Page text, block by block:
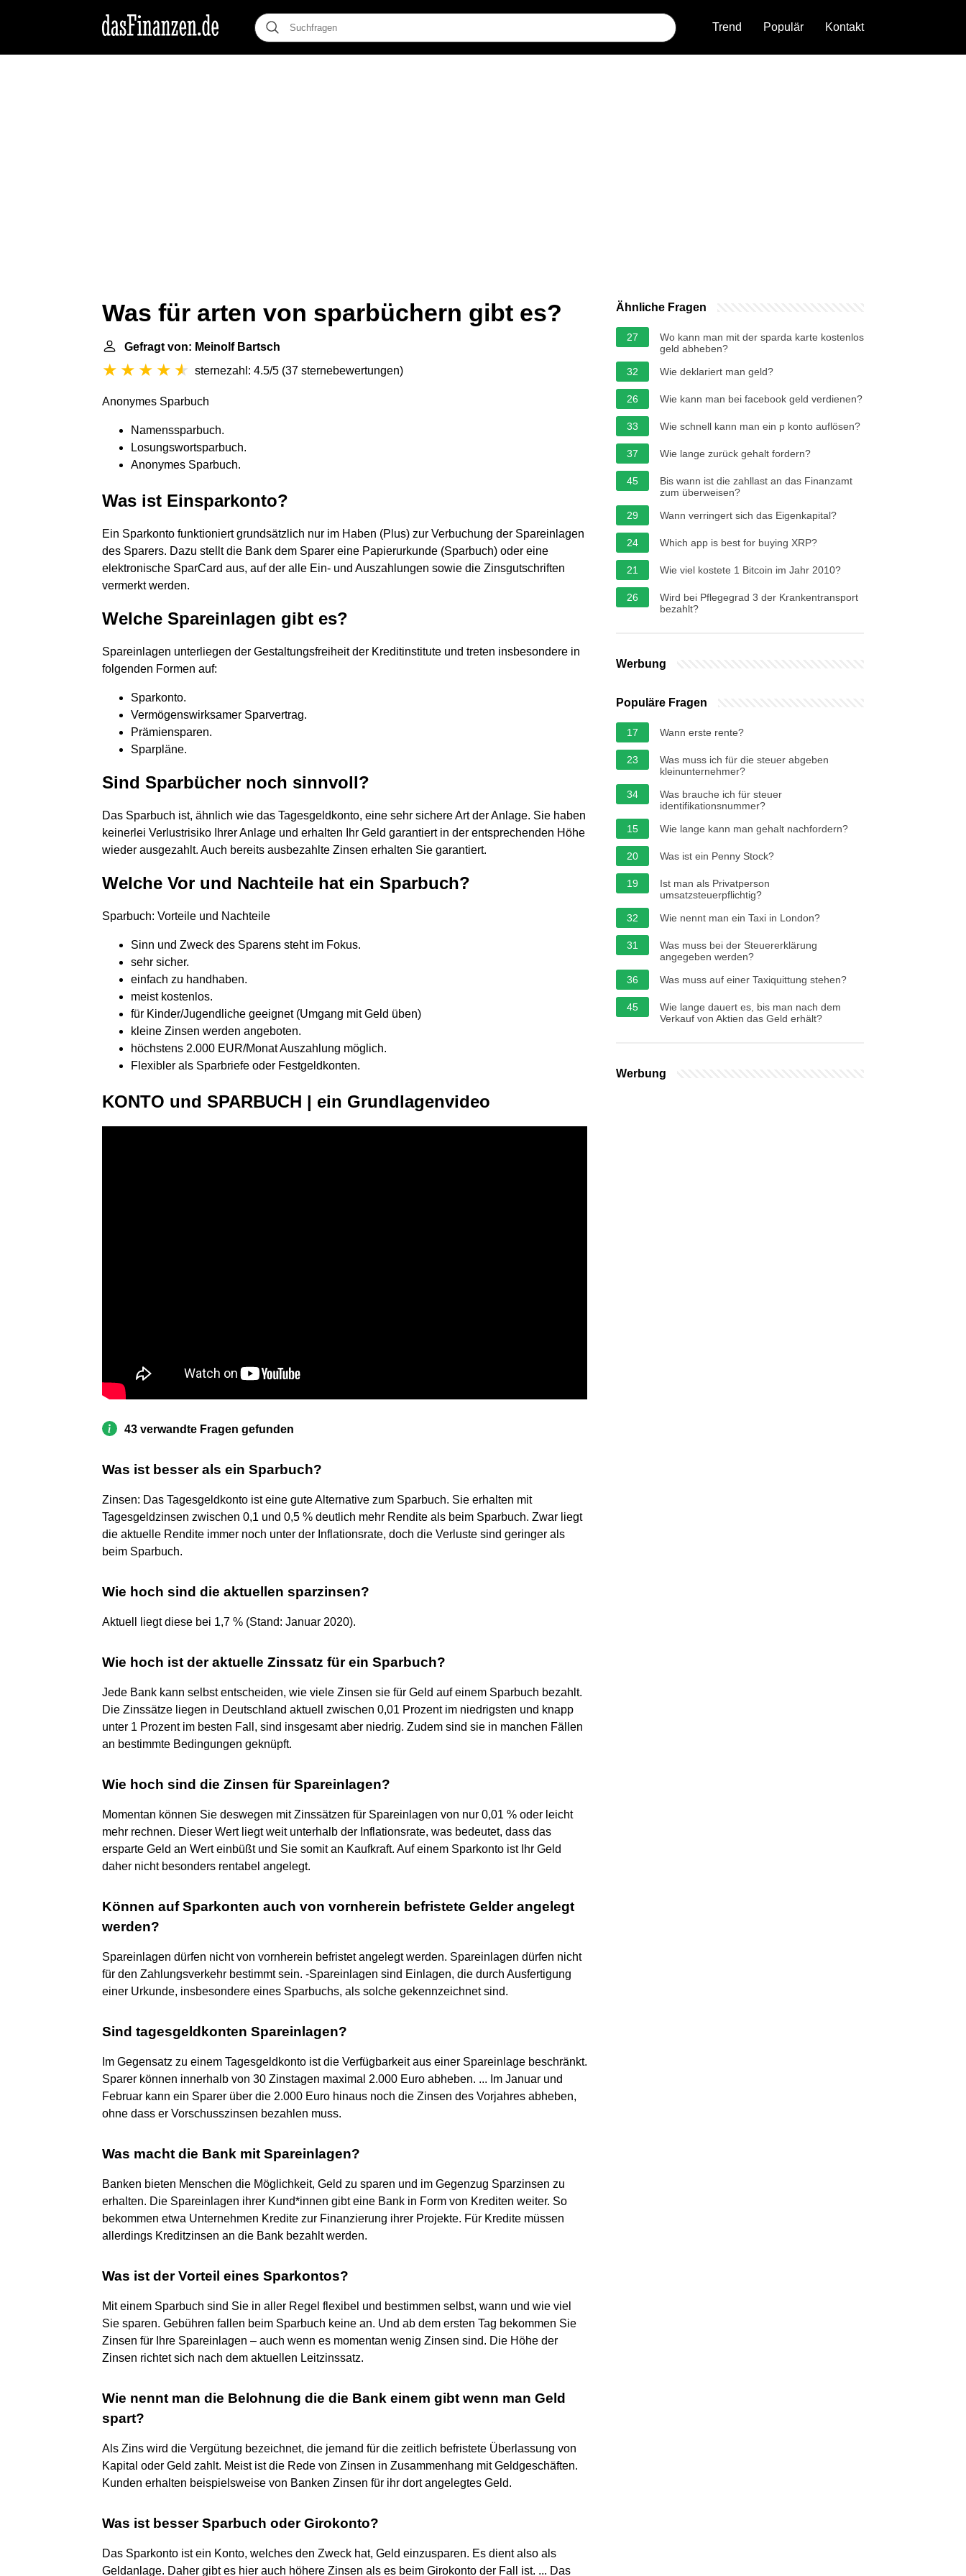
Trend Populär Kontakt
Was für arten von sparbüchern gibt es?
Gefragt von: Meinolf Bartsch
sternezahl: 4.5/5 (37 sternebewertungen)
Anonymes Sparbuch
Namenssparbuch.
Losungswortsparbuch.
Anonymes Sparbuch.
Was ist Einsparkonto?
Ein Sparkonto funktioniert grundsätzlich nur im Haben (Plus) zur Verbuchung der Spareinlagen
des Sparers. Dazu stellt die Bank dem Sparer eine Papierurkunde (Sparbuch) oder eine
elektronische SparCard aus, auf der alle Ein- und Auszahlungen sowie die Zinsgutschriften
vermerkt werden.
Welche Spareinlagen gibt es?
Spareinlagen unterliegen der Gestaltungsfreiheit der Kreditinstitute und treten insbesondere in
folgenden Formen auf:
Sparkonto.
Vermögenswirksamer Sparvertrag.
Prämiensparen.
Sparpläne.
Sind Sparbücher noch sinnvoll?
Das Sparbuch ist, ähnlich wie das Tagesgeldkonto, eine sehr sichere Art der Anlage. Sie haben
keinerlei Verlustrisiko Ihrer Anlage und erhalten Ihr Geld garantiert in der entsprechenden Höhe
wieder ausgezahlt. Auch bereits ausbezahlte Zinsen erhalten Sie garantiert.
Welche Vor und Nachteile hat ein Sparbuch?
Sparbuch: Vorteile und Nachteile
Sinn und Zweck des Sparens steht im Fokus.
sehr sicher.
einfach zu handhaben.
meist kostenlos.
für Kinder/Jugendliche geeignet (Umgang mit Geld üben)
kleine Zinsen werden angeboten.
höchstens 2.000 EUR/Monat Auszahlung möglich.
Flexibler als Sparbriefe oder Festgeldkonten.
KONTO und SPARBUCH | ein Grundlagenvideo
43 verwandte Fragen gefunden
Was ist besser als ein Sparbuch?
Zinsen: Das Tagesgeldkonto ist eine gute Alternative zum Sparbuch. Sie erhalten mit
Tagesgeldzinsen zwischen 0,1 und 0,5 % deutlich mehr Rendite als beim Sparbuch. Zwar liegt
die aktuelle Rendite immer noch unter der Inflationsrate, doch die Verluste sind geringer als
beim Sparbuch.
Wie hoch sind die aktuellen sparzinsen?
Aktuell liegt diese bei 1,7 % (Stand: Januar 2020).
Wie hoch ist der aktuelle Zinssatz für ein Sparbuch?
Jede Bank kann selbst entscheiden, wie viele Zinsen sie für Geld auf einem Sparbuch bezahlt.
Die Zinssätze liegen in Deutschland aktuell zwischen 0,01 Prozent im niedrigsten und knapp
unter 1 Prozent im besten Fall, sind insgesamt aber niedrig. Zudem sind sie in manchen Fällen
an bestimmte Bedingungen geknüpft.
Wie hoch sind die Zinsen für Spareinlagen?
Momentan können Sie deswegen mit Zinssätzen für Spareinlagen von nur 0,01 % oder leicht
mehr rechnen. Dieser Wert liegt weit unterhalb der Inflationsrate, was bedeutet, dass das
ersparte Geld an Wert einbüßt und Sie somit an Kaufkraft. Auf einem Sparkonto ist Ihr Geld
daher nicht besonders rentabel angelegt.
Können auf Sparkonten auch von vornherein befristete Gelder angelegt
werden?
Spareinlagen dürfen nicht von vornherein befristet angelegt werden. Spareinlagen dürfen nicht
für den Zahlungsverkehr bestimmt sein. -Spareinlagen sind Einlagen, die durch Ausfertigung
einer Urkunde, insbesondere eines Sparbuchs, als solche gekennzeichnet sind.
Sind tagesgeldkonten Spareinlagen?
Im Gegensatz zu einem Tagesgeldkonto ist die Verfügbarkeit aus einer Spareinlage beschränkt.
Sparer können innerhalb von 30 Zinstagen maximal 2.000 Euro abheben. ... Im Januar und
Februar kann ein Sparer über die 2.000 Euro hinaus noch die Zinsen des Vorjahres abheben,
ohne dass er Vorschusszinsen bezahlen muss.
Was macht die Bank mit Spareinlagen?
Banken bieten Menschen die Möglichkeit, Geld zu sparen und im Gegenzug Sparzinsen zu
erhalten. Die Spareinlagen ihrer Kund*innen gibt eine Bank in Form von Krediten weiter. So
bekommen etwa Unternehmen Kredite zur Finanzierung ihrer Projekte. Für Kredite müssen
allerdings Kreditzinsen an die Bank bezahlt werden.
Was ist der Vorteil eines Sparkontos?
Mit einem Sparbuch sind Sie in aller Regel flexibel und bestimmen selbst, wann und wie viel
Sie sparen. Gebühren fallen beim Sparbuch keine an. Und ab dem ersten Tag bekommen Sie
Zinsen für Ihre Spareinlagen – auch wenn es momentan wenig Zinsen sind. Die Höhe der
Zinsen richtet sich nach dem aktuellen Leitzinssatz.
Wie nennt man die Belohnung die die Bank einem gibt wenn man Geld
spart?
Als Zins wird die Vergütung bezeichnet, die jemand für die zeitlich befristete Überlassung von
Kapital oder Geld zahlt. Meist ist die Rede von Zinsen in Zusammenhang mit Geldgeschäften.
Kunden erhalten beispielsweise von Banken Zinsen für ihr dort angelegtes Geld.
Was ist besser Sparbuch oder Girokonto?
Das Sparkonto ist ein Konto, welches den Zweck hat, Geld einzusparen. Es dient also als
Geldanlage. Daher gibt es hier auch höhere Zinsen als es beim Girokonto der Fall ist. ... Das
Ähnliche Fragen
27
Wo kann man mit der sparda karte kostenlos
geld abheben?
32
Wie deklariert man geld?
26 Wie kann man bei facebook geld verdienen?
33 Wie schnell kann man ein p konto auflösen?
37 Wie lange zurück gehalt fordern?
45
Bis wann ist die zahllast an das Finanzamt
zum überweisen?
29
Wann verringert sich das Eigenkapital?
24 Which app is best for buying XRP?
21 Wie viel kostete 1 Bitcoin im Jahr 2010?
26
Wird bei Pflegegrad 3 der Krankentransport
bezahlt?
Werbung
Populäre Fragen
17 Wann erste rente?
23
Was muss ich für die steuer abgeben
kleinunternehmer?
34
Was brauche ich für steuer
identifikationsnummer?
15
Wie lange kann man gehalt nachfordern?
20 Was ist ein Penny Stock?
19
Ist man als Privatperson
umsatzsteuerpflichtig?
32
Wie nennt man ein Taxi in London?
31
Was muss bei der Steuererklärung
angegeben werden?
36
Was muss auf einer Taxiquittung stehen?
45
Wie lange dauert es, bis man nach dem
Verkauf von Aktien das Geld erhält?
Werbung